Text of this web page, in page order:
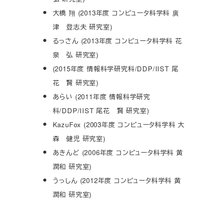
大橋 翔 (2013年度 コンピュータ科学科 廣
津 登志夫 研究室)
るっさん (2013年度 コンピュータ科学科 花
泉 弘 研究室)
(2015年度 情報科学研究科/DDP/IIST 尾
花 賢 研究室)
あらい (2011年度 情報科学研究
科/DDP/IIST 尾花 賢 研究室)
KazuFox (2003年度 コンピュータ科学科 大
森 健児 研究室)
あきんど (2006年度 コンピュータ科学科 黄
潤和 研究室)
うっしん (2012年度 コンピュータ科学科 黄
潤和 研究室)